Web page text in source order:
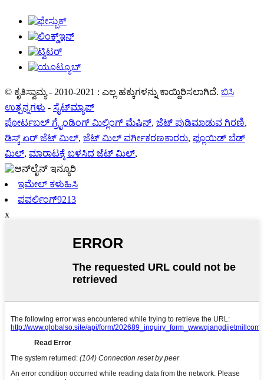
© ಕೃತಿಸ್ವಾಮ್ಯ - 2010-2021 : ಎಲ್ಲ ಹಕ್ಕುಗಳನ್ನು ಕಾಯ್ದಿರಿಸಲಾಗಿದೆ. ಬಿಸಿ
ಉತ್ಪನ್ನಗಳು - ಸೈಟ್‌ಮ್ಯಾಪ್
ಪೋರ್ಟಬಲ್ ಗ್ರೈಂಡಿಂಗ್ ಮಿಲ್ಲಿಂಗ್ ಮೆಷಿನ್, ಜೆಟ್ ಪುಡಿಮಾಡುವ ಗಿರಣಿ,
ಡಿಸ್ಕ್ ಏರ್ ಜೆಟ್ ಮಿಲ್, ಜೆಟ್ ಮಿಲ್ ವರ್ಗೀಕರಣಕಾರರು, ಫ್ಲೂಯಿಡ್ ಬೆಡ್
ಮಿಲ್, ಮಾರಾಟಕ್ಕೆ ಬಳಸಿದ ಜೆಟ್ ಮಿಲ್,
ಇಮೇಲ್ ಕಳುಹಿಸಿ
ಪವರ್ಲಿಂಗ್9213
x